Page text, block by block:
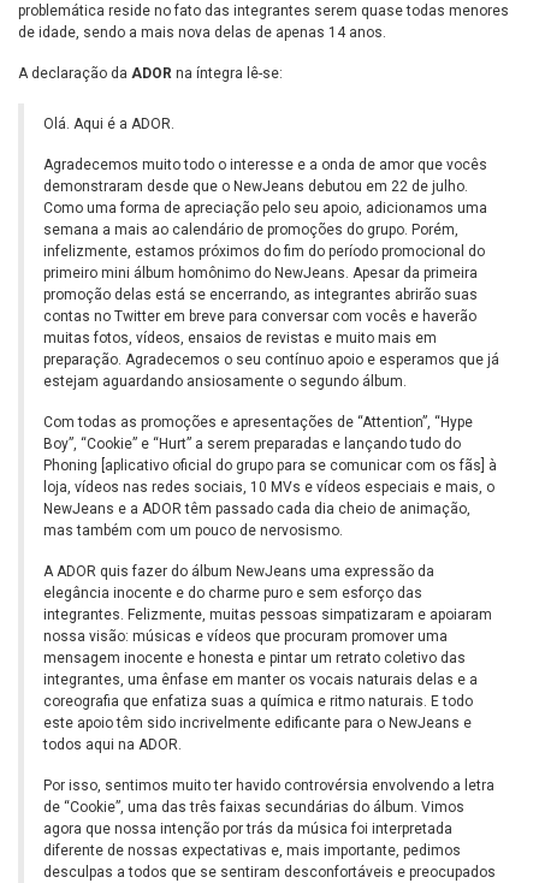
problemática reside no fato das integrantes serem quase todas menores
de idade, sendo a mais nova delas de apenas 14 anos.
A declaração da ADOR na íntegra lê-se:
Olá. Aqui é a ADOR.
Agradecemos muito todo o interesse e a onda de amor que vocês
demonstraram desde que o NewJeans debutou em 22 de julho.
Como uma forma de apreciação pelo seu apoio, adicionamos uma
semana a mais ao calendário de promoções do grupo. Porém,
infelizmente, estamos próximos do fim do período promocional do
primeiro mini álbum homônimo do NewJeans. Apesar da primeira
promoção delas está se encerrando, as integrantes abrirão suas
contas no Twitter em breve para conversar com vocês e haverão
muitas fotos, vídeos, ensaios de revistas e muito mais em
preparação. Agradecemos o seu contínuo apoio e esperamos que já
estejam aguardando ansiosamente o segundo álbum.
Com todas as promoções e apresentações de “Attention”, “Hype
Boy”, “Cookie” e “Hurt” a serem preparadas e lançando tudo do
Phoning [aplicativo oficial do grupo para se comunicar com os fãs] à
loja, vídeos nas redes sociais, 10 MVs e vídeos especiais e mais, o
NewJeans e a ADOR têm passado cada dia cheio de animação,
mas também com um pouco de nervosismo.
A ADOR quis fazer do álbum NewJeans uma expressão da
elegância inocente e do charme puro e sem esforço das
integrantes. Felizmente, muitas pessoas simpatizaram e apoiaram
nossa visão: músicas e vídeos que procuram promover uma
mensagem inocente e honesta e pintar um retrato coletivo das
integrantes, uma ênfase em manter os vocais naturais delas e a
coreografia que enfatiza suas a química e ritmo naturais. E todo
este apoio têm sido incrivelmente edificante para o NewJeans e
todos aqui na ADOR.
Por isso, sentimos muito ter havido controvérsia envolvendo a letra
de “Cookie”, uma das três faixas secundárias do álbum. Vimos
agora que nossa intenção por trás da música foi interpretada
diferente de nossas expectativas e, mais importante, pedimos
desculpas a todos que se sentiram desconfortáveis e preocupados